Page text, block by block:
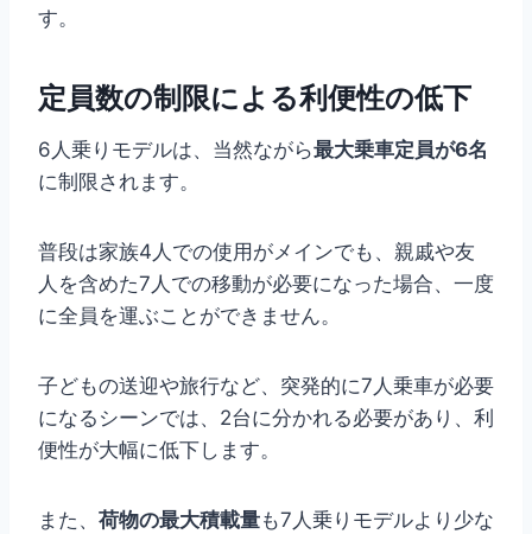
す。
定員数の制限による利便性の低下
6人乗りモデルは、当然ながら最大乗車定員が6名
に制限されます。
普段は家族4人での使用がメインでも、親戚や友
人を含めた7人での移動が必要になった場合、一度
に全員を運ぶことができません。
子どもの送迎や旅行など、突発的に7人乗車が必要
になるシーンでは、2台に分かれる必要があり、利
便性が大幅に低下します。
また、 荷物の最大積載量も7人乗りモデルより少な